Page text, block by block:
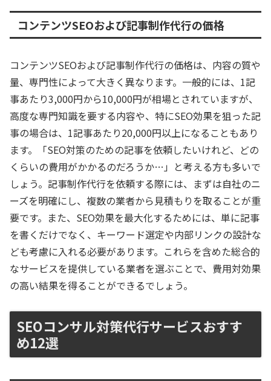
コンテンツSEOおよび記事制作代行の価格
コンテンツSEOおよび記事制作代行の価格は、内容の質や
量、専門性によって大きく異なります。一般的には、1記
事あたり3,000円から10,000円が相場とされていますが、
高度な専門知識を要する内容や、特にSEO効果を狙った記
事の場合は、1記事あたり20,000円以上になることもあり
ます。「SEO対策のための記事を依頼したいけれど、どの
くらいの費用がかかるのだろうか…」と考える方も多いで
しょう。記事制作代行を依頼する際には、まずは自社のニ
ーズを明確にし、複数の業者から見積もりを取ることが重
要です。また、SEO効果を最大化するためには、単に記事
を書くだけでなく、キーワード選定や内部リンクの設計な
ども考慮に入れる必要があります。これらを含めた総合的
なサービスを提供している業者を選ぶことで、費用対効果
の高い結果を得ることができるでしょう。
SEOコンサル対策代行サービスおすす
め12選